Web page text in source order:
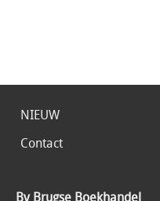
NIEUW
Contact
Bv Brugse Boekhandel